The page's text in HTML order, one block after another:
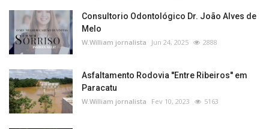
Consultorio Odontológico Dr. João Alves de
Melo
W.William jornalista Jun 24, 2025 2888
Asfaltamento Rodovia ''Entre Ribeiros'' em
Paracatu
W.William jornalista Fev 10, 2023 5163